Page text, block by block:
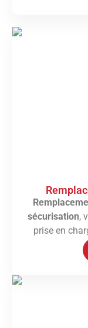
sécurisation,
prise en